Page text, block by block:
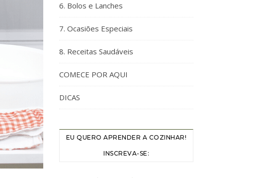
6. Bolos e Lanches
7. Ocasiões Especiais
8. Receitas Saudáveis
COMECE POR AQUI
DICAS
EU QUERO APRENDER A COZINHAR!
INSCREVA-SE: